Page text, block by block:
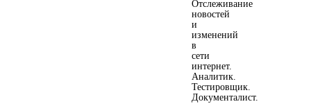
Отслеживание
новостей
и
изменений
в
сети
интернет.
Аналитик.
Тестировщик.
Документалист.